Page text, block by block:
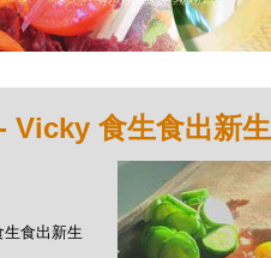
Vicky 食生食出新生
食出新生